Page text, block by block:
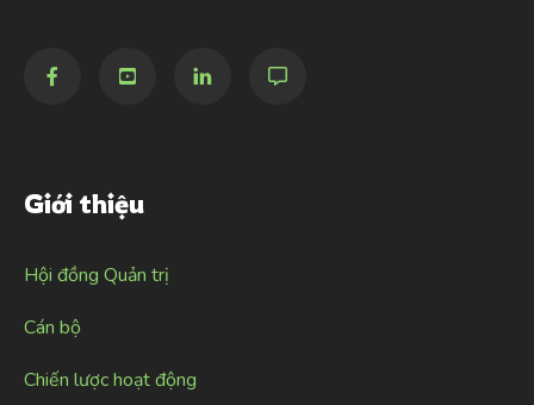
Giới thiệu
Hội đồng Quản trị
Cán bộ
Chiến lược hoạt động